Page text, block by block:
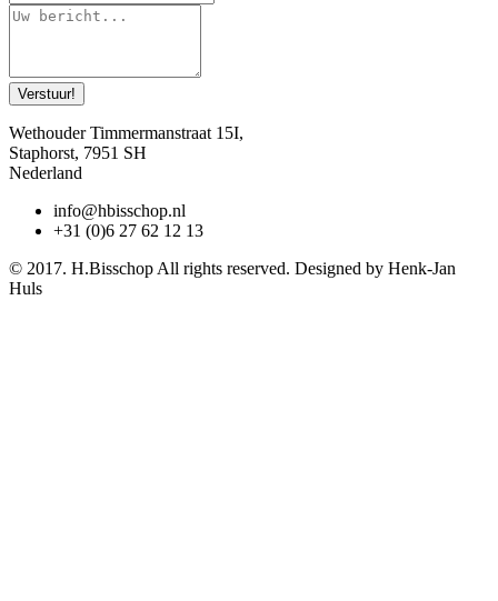
Verstuur!
Wethouder Timmermanstraat 15I,
Staphorst, 7951 SH
Nederland
info@hbisschop.nl
+31 (0)6 27 62 12 13
© 2017. H.Bisschop All rights reserved. Designed by Henk-Jan
Huls